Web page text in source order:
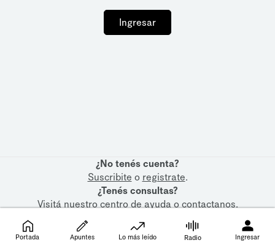
Ingresar
¿No tenés cuenta?
Suscribite o registrate.
¿Tenés consultas?
Visitá nuestrocentro de ayudaocontactanos.
Portada Apuntes Lo más leído Radio Ingresar